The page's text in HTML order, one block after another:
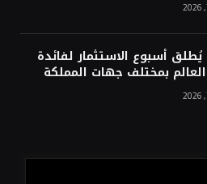
يُطلق أسبوع الاستثمار لفائدة
العالم بمختلف جهات المملكة